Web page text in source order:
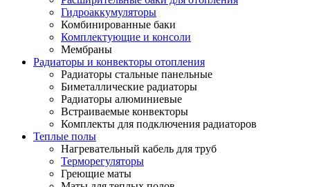
Гидроаккумуляторы
Комбинированные баки
Комплектующие и консоли
Мембраны
Радиаторы и конвекторы отопления
Радиаторы стальные панельные
Биметаллические радиаторы
Радиаторы алюминиевые
Встраиваемые конвекторы
Комплекты для подключения радиаторов
Теплые полы
Нагревательный кабель для труб
Терморегуляторы
Греющие маты